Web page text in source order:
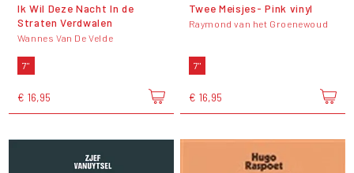
Ik Wil Deze Nacht In de
Straten Verdwalen
Wannes Van De Velde
7"
€ 16,95
Twee Meisjes- Pink vinyl
Raymond van het Groenewoud
7"
€ 16,95